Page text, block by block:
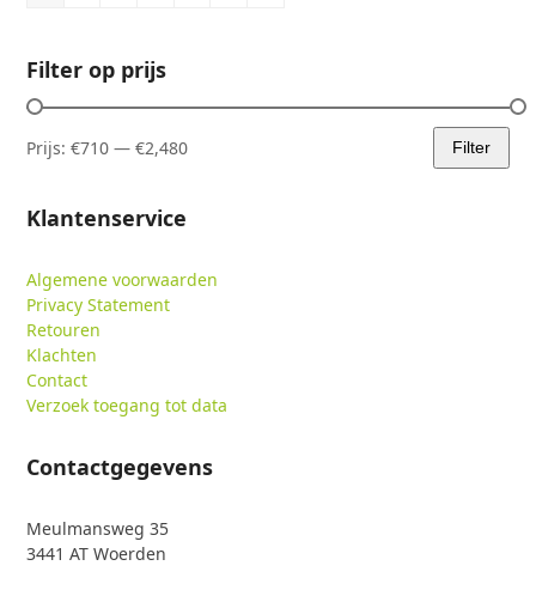
Filter op prijs
Min.
Max.
Filter
Prijs:€710 —€2,480
Klantenservice
Algemene voorwaarden
Privacy Statement
Retouren
Klachten
Contact
Verzoek toegang tot data
Contactgegevens
Meulmansweg 35
3441 AT Woerden